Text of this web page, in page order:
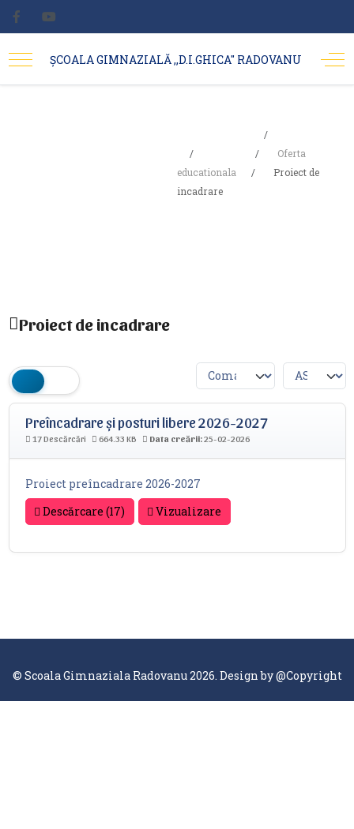
ȘCOALA GIMNAZIALĂ ,,D.I.GHICA'' RADOVANU
Oferta
educationala
Proiect de
incadrare
Proiect de incadrare
Preîncadrare și posturi libere 2026-2027
17 Descărcări 664.33 KB Data creării:25-02-2026
Proiect preîncadrare 2026-2027
Descărcare (17)
Vizualizare
© Scoala Gimnaziala Radovanu 2026. Design by@Copyright